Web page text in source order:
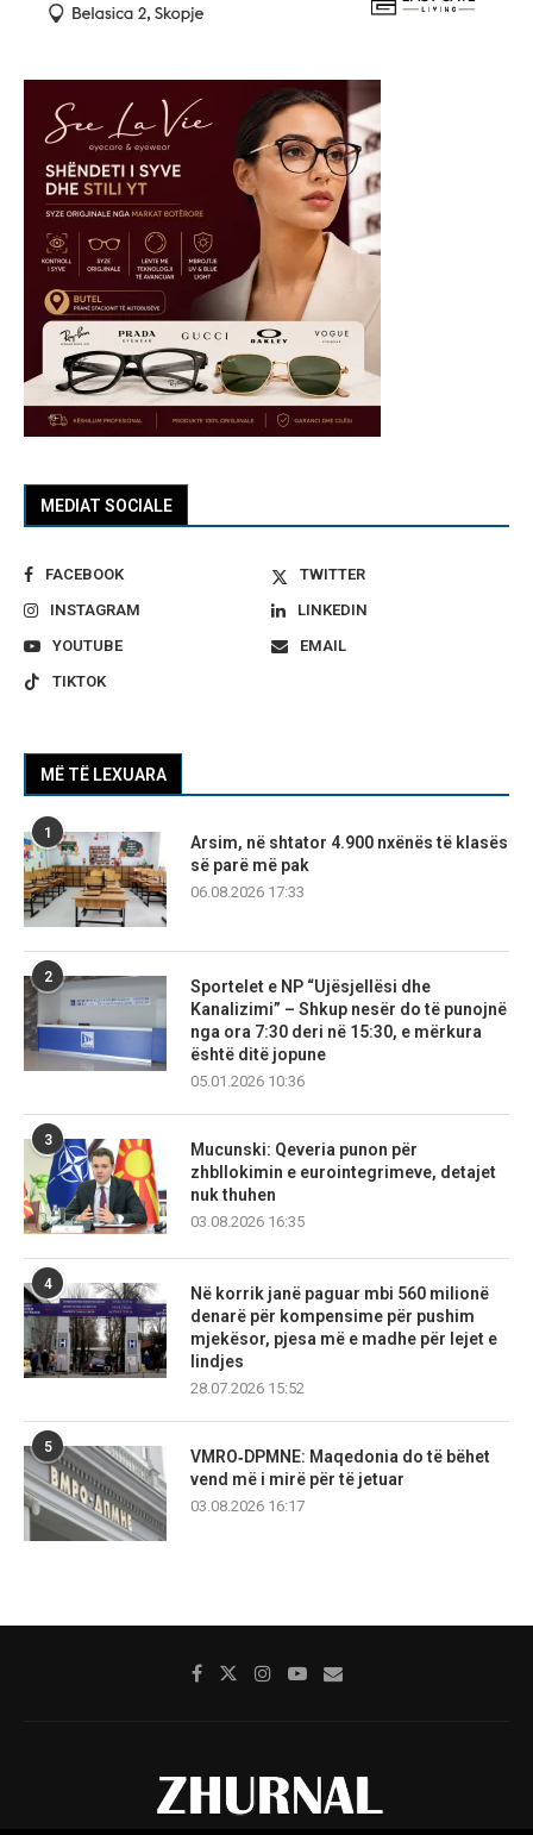
MEDIAT SOCIALE
FACEBOOK
TWITTER
INSTAGRAM
LINKEDIN
YOUTUBE
EMAIL
TIKTOK
MË TË LEXUARA
1
Arsim, në shtator 4.900 nxënës të klasës
së parë më pak
06.08.2026 17:33
2
Sportelet e NP “Ujësjellësi dhe
Kanalizimi” – Shkup nesër do të punojnë
nga ora 7:30 deri në 15:30, e mërkura
është ditë jopune
05.01.2026 10:36
3
Mucunski: Qeveria punon për
zhbllokimin e eurointegrimeve, detajet
nuk thuhen
03.08.2026 16:35
4
Në korrik janë paguar mbi 560 milionë
denarë për kompensime për pushim
mjekësor, pjesa më e madhe për lejet e
lindjes
28.07.2026 15:52
5
VMRO‑DPMNE: Maqedonia do të bëhet
vend më i mirë për të jetuar
03.08.2026 16:17